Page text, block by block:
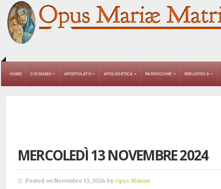
HOME CHI SIAMO APOSTOLATO APOLOGETICA PARROCCHIE BIBLIOTECA
MERCOLEDÌ 13 NOVEMBRE 2024
Posted on Novembre 13, 2024 by Opus Mariae